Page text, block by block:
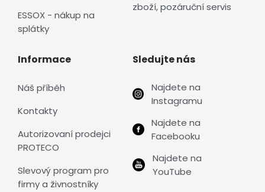
ESSOX - nákup na
splátky
zboží, pozáruční servis
Informace
Náš příběh
Kontakty
Autorizovaní prodejci
PROTECO
Slevový program pro
firmy a živnostníky
Sledujte nás
Najdete na
Instagramu
Najdete na
Facebooku
Najdete na
YouTube